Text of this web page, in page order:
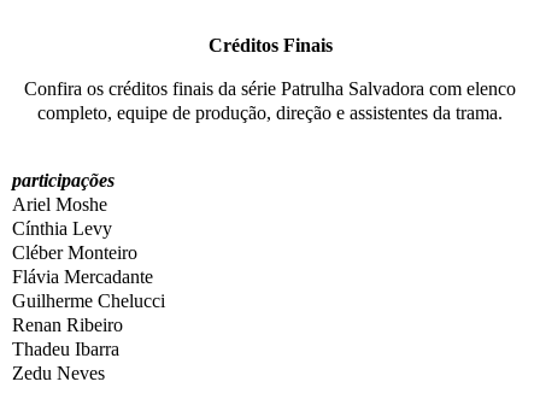
Créditos Finais
Confira os créditos finais da série Patrulha Salvadora com elenco
completo, equipe de produção, direção e assistentes da trama.
participações
Ariel Moshe
Cínthia Levy
Cléber Monteiro
Flávia Mercadante
Guilherme Chelucci
Renan Ribeiro
Thadeu Ibarra
Zedu Neves